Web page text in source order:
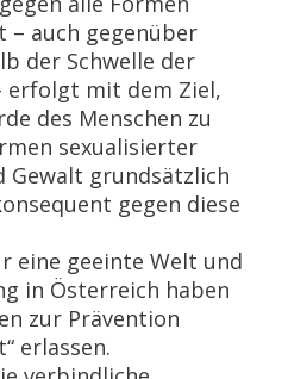
– auch gegenüber
der Schwelle der
erfolgt mit dem Ziel,
des Menschen zu
sexualisierter
Gewalt grundsätzlich
gegen diese
eine geeinte Welt und
in Österreich haben
zur Prävention
erlassen.